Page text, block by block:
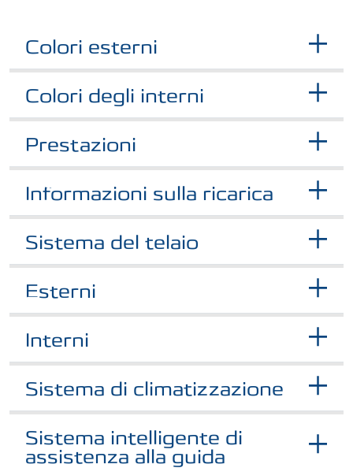
Colori esterni
Colori degli interni
Prestazioni
Informazioni sulla ricarica
Sistema del telaio
Esterni
Interni
Sistema di climatizzazione
Sistema intelligente di
assistenza alla guida